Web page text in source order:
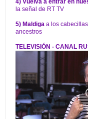
4) Vuelva a entrar en
la señal de RT TV
5) Maldiga a los
ancestros
TELEVISIÓN - CANAL